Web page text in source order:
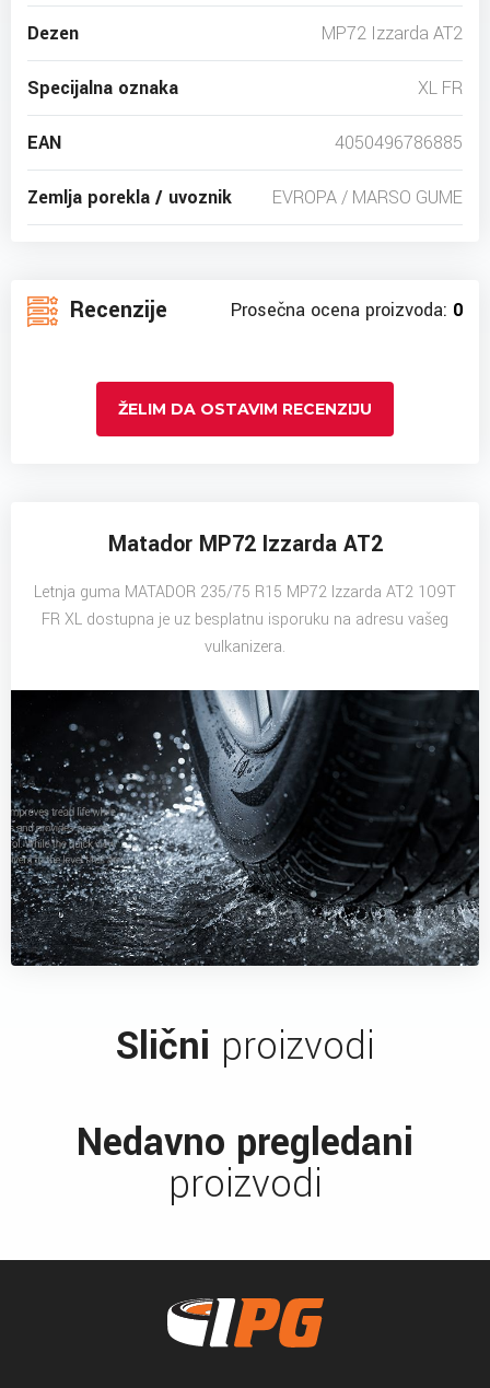
Dezen MP72 Izzarda AT2
Specijalna oznaka XL FR
EAN 4050496786885
Zemlja porekla / uvoznik EVROPA / MARSO GUME
Recenzije Prosečna ocena proizvoda: 0
ŽELIM DA OSTAVIM RECENZIJU
Matador MP72 Izzarda AT2
Letnja guma MATADOR 235/75 R15 MP72 Izzarda AT2 109T
FR XL dostupna je uz besplatnu isporuku na adresu vašeg
vulkanizera.
Slični proizvodi
Nedavno pregledani
proizvodi